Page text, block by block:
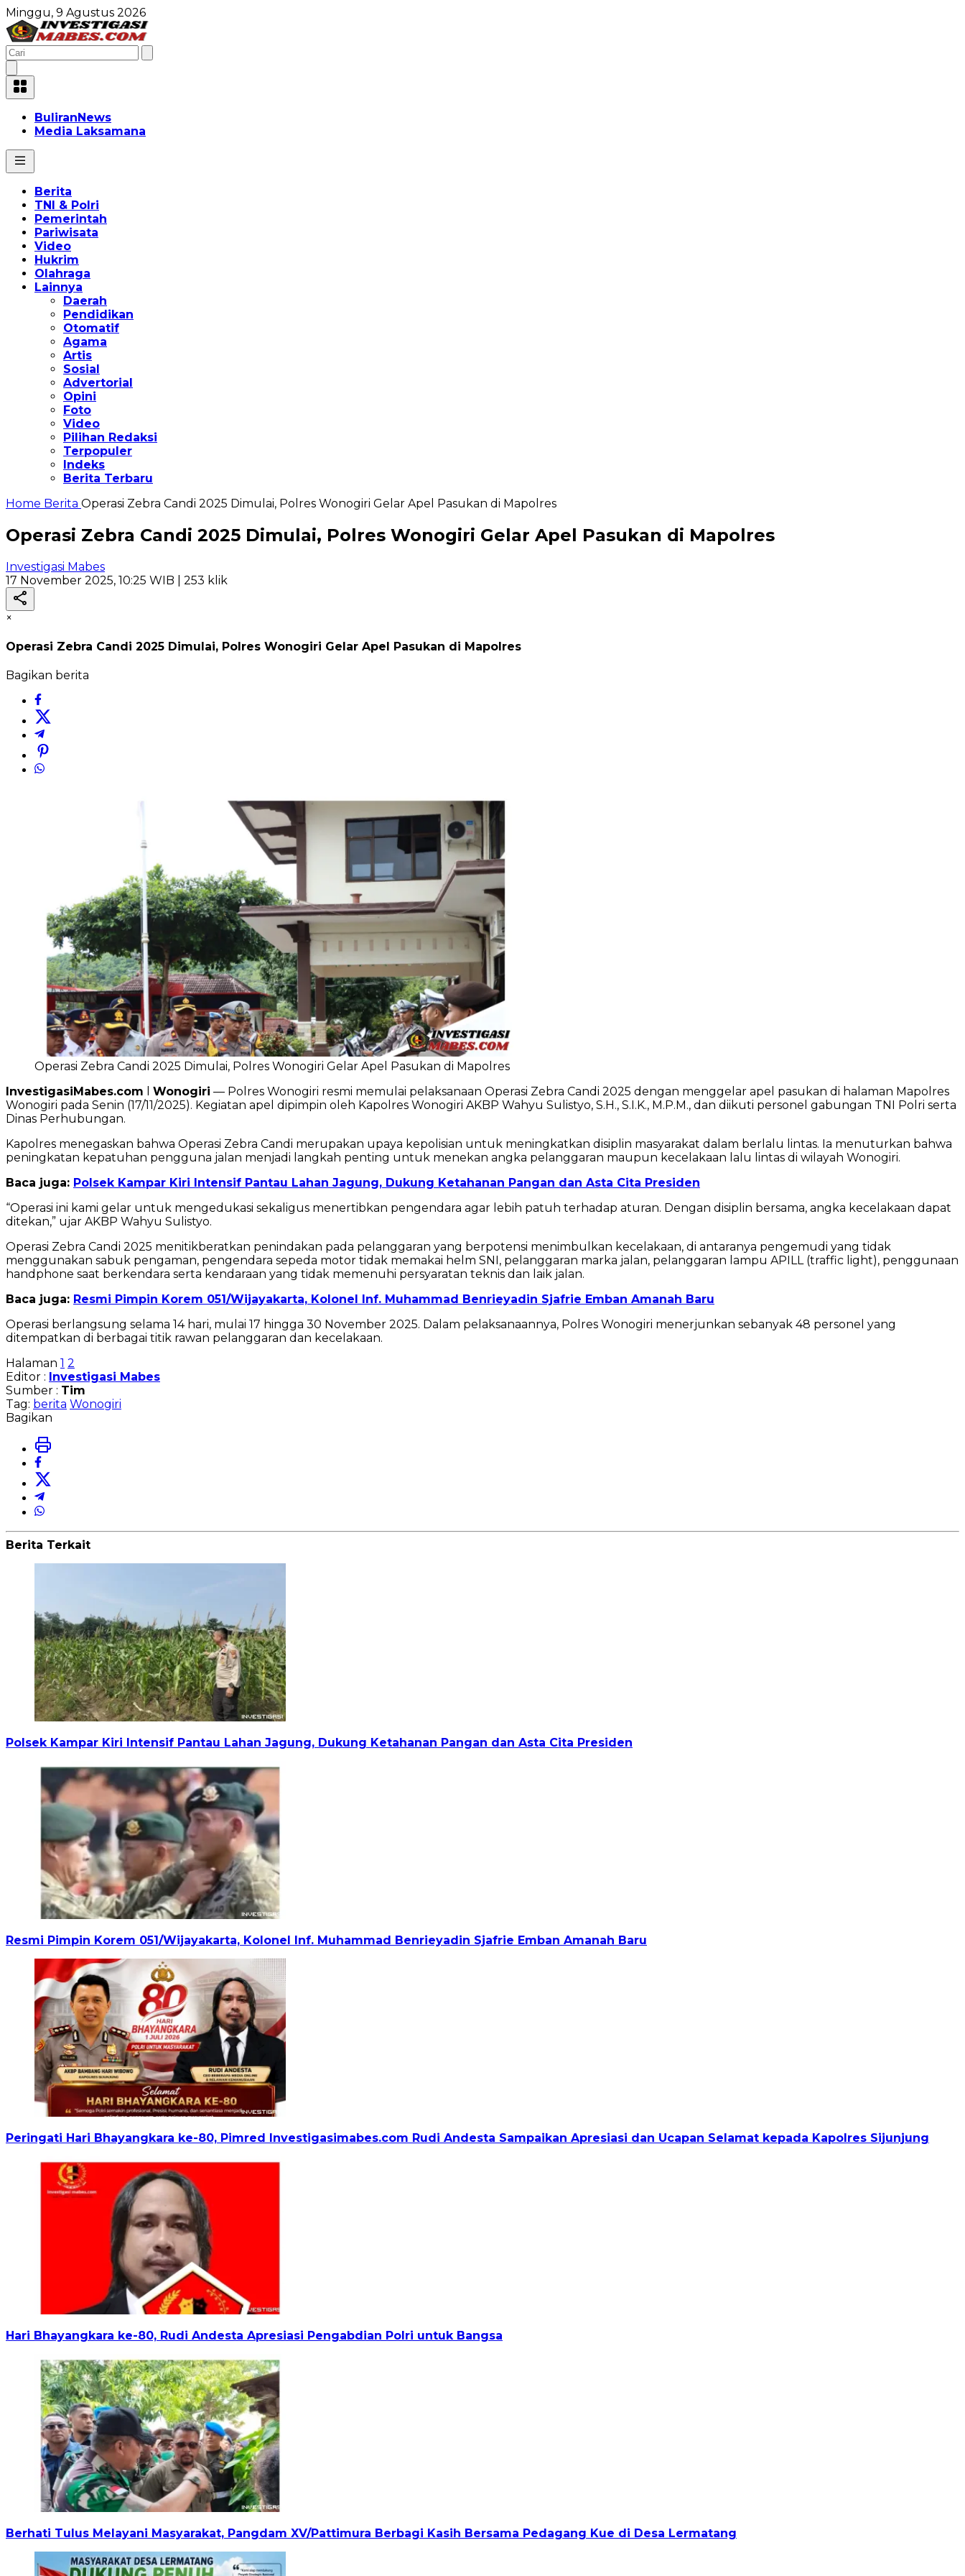
Minggu, 9 Agustus 2026
BuliranNews
Media Laksamana
Berita
TNI & Polri
Pemerintah
Pariwisata
Video
Hukrim
Olahraga
Lainnya
Daerah
Pendidikan
Otomatif
Agama
Artis
Sosial
Advertorial
Opini
Foto
Video
Pilihan Redaksi
Terpopuler
Indeks
Berita Terbaru
Home Berita Operasi Zebra Candi 2025 Dimulai, Polres Wonogiri Gelar Apel Pasukan di Mapolres
Operasi Zebra Candi 2025 Dimulai, Polres Wonogiri Gelar Apel Pasukan di Mapolres
Investigasi Mabes
17 November 2025, 10:25 WIB | 253 klik
×
Operasi Zebra Candi 2025 Dimulai, Polres Wonogiri Gelar Apel Pasukan di Mapolres
Bagikan berita
Operasi Zebra Candi 2025 Dimulai, Polres Wonogiri Gelar Apel Pasukan di Mapolres
InvestigasiMabes.com
Wonogiri — Polres Wonogiri resmi memulai pelaksanaan Operasi Zebra Candi 2025 dengan menggelar apel pasukan di halaman Mapolres
Wonogiri pada Senin (17/11/2025). Kegiatan apel dipimpin oleh Kapolres Wonogiri AKBP Wahyu Sulistyo, S.H., S.I.K., M.P.M., dan diikuti personel gabungan TNI Polri serta
Dinas Perhubungan.
Kapolres menegaskan bahwa Operasi Zebra Candi merupakan upaya kepolisian untuk meningkatkan disiplin masyarakat dalam berlalu lintas. Ia menuturkan bahwa
peningkatan kepatuhan pengguna jalan menjadi langkah penting untuk menekan angka pelanggaran maupun kecelakaan lalu lintas di wilayah Wonogiri.
Baca juga: Polsek Kampar Kiri Intensif Pantau Lahan Jagung, Dukung Ketahanan Pangan dan Asta Cita Presiden
“Operasi ini kami gelar untuk mengedukasi sekaligus menertibkan pengendara agar lebih patuh terhadap aturan. Dengan disiplin bersama, angka kecelakaan dapat
ditekan,” ujar AKBP Wahyu Sulistyo.
Operasi Zebra Candi 2025 menitikberatkan penindakan pada pelanggaran yang berpotensi menimbulkan kecelakaan, di antaranya pengemudi yang tidak
menggunakan sabuk pengaman, pengendara sepeda motor tidak memakai helm SNI, pelanggaran marka jalan, pelanggaran lampu APILL (traffic light), penggunaan
handphone saat berkendara serta kendaraan yang tidak memenuhi persyaratan teknis dan laik jalan.
Baca juga: Resmi Pimpin Korem 051/Wijayakarta, Kolonel Inf. Muhammad Benrieyadin Sjafrie Emban Amanah Baru
Operasi berlangsung selama 14 hari, mulai 17 hingga 30 November 2025. Dalam pelaksanaannya, Polres Wonogiri menerjunkan sebanyak 48 personel yang
ditempatkan di berbagai titik rawan pelanggaran dan kecelakaan.
Halaman 1 2
Editor : Investigasi Mabes
Sumber : Tim
Tag: berita Wonogiri
Bagikan
Berita Terkait
Polsek Kampar Kiri Intensif Pantau Lahan Jagung, Dukung Ketahanan Pangan dan Asta Cita Presiden
Resmi Pimpin Korem 051/Wijayakarta, Kolonel Inf. Muhammad Benrieyadin Sjafrie Emban Amanah Baru
Peringati Hari Bhayangkara ke-80, Pimred Investigasimabes.com Rudi Andesta Sampaikan Apresiasi dan Ucapan Selamat kepada Kapolres Sijunjung
Hari Bhayangkara ke-80, Rudi Andesta Apresiasi Pengabdian Polri untuk Bangsa
Berhati Tulus Melayani Masyarakat, Pangdam XV/Pattimura Berbagi Kasih Bersama Pedagang Kue di Desa Lermatang